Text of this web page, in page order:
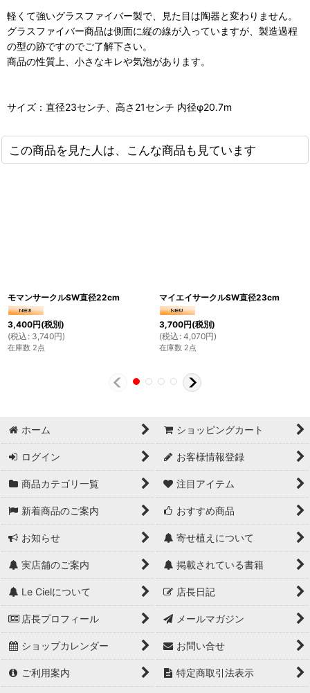
軽くて強いグラスファイバー製で、見た目は陶器と変わりません。
グラスファイバー商品は側面に縦の線が入っていますが、製造過程
の型の跡ですのでご了解下さい。
商品の性質上、小さなキレや気泡があります。
サイズ：直径23センチ、高さ21センチ 内径φ20.7m
この商品を見た人は、こんな商品も見ています
モマンサークルSW直径22cm
3,400円(税別)
(税込 : 3,740円)
在庫数 2点
マイエイサークルSW直径23cm
3,700円(税別)
(税込 : 4,070円)
在庫数 2点
ホーム ショッピングカート
ログイン お客様情報登録
商品カテゴリ一覧 注目アイテム
新着商品のご案内 おすすめ商品
お知らせ 寄せ植えについて
実店舗のご案内 掲載されている書籍
Le Cielについて 店長日記
店長プロフィール メールマガジン
ショップカレンダー お問い合せ
ご利用案内 特定商取引法表示